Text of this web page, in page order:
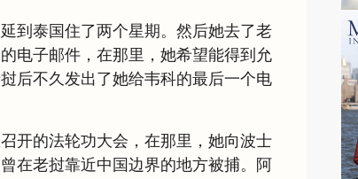
到泰国住了两个星期。然后她去了老
电子邮件，在那里，她希望能得到允
后不久发出了她给韦科的最后一个电
开的法轮功大会，在那里，她向波士
在老挝靠近中国边界的地方被捕。阿